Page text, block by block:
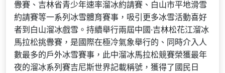
釁賽、吉林省青少年速率溜冰約請賽、白山市平地滑雪
約請賽等一系列冰雪體育賽事，吸引更多冰雪活動喜好
者到白山溜冰戲雪。持續舉行兩屆中國·吉林松花江溜冰
馬拉松挑釁賽，是國際在極冷氣象舉行的、同時介入人
數最多的戶外冰雪賽事，此中溜冰馬拉松競賽榮獲最年
夜的溜冰系列賽吉尼斯世界記載稱號，獲得了國民日